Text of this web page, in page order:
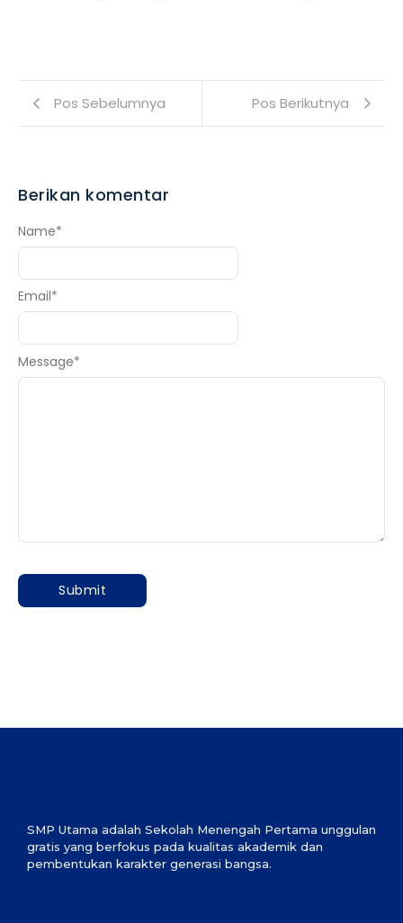
Pos Sebelumnya Pos Berikutnya
Berikan komentar
Message*
Name*
Email*
SMP Utama adalah Sekolah Menengah Pertama unggulan
gratis yang berfokus pada kualitas akademik dan
pembentukan karakter generasi bangsa.